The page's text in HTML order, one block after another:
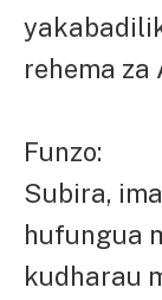
rehema za
Funzo:
Subira,
hufungua
kudharau